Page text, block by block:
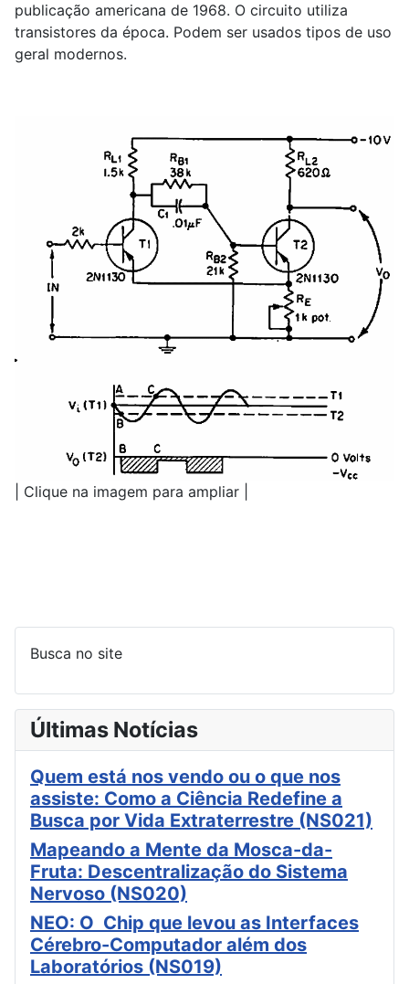
publicação americana de 1968. O circuito utiliza
transistores da época. Podem ser usados tipos de uso
geral modernos.
| Clique na imagem para ampliar |
Busca no site
Últimas Notícias
Quem está nos vendo ou o que nos
assiste: Como a Ciência Redefine a
Busca por Vida Extraterrestre (NS021)
Mapeando a Mente da Mosca-da-
Fruta: Descentralização do Sistema
Nervoso (NS020)
NEO: O Chip que levou as Interfaces
Cérebro-Computador além dos
Laboratórios (NS019)